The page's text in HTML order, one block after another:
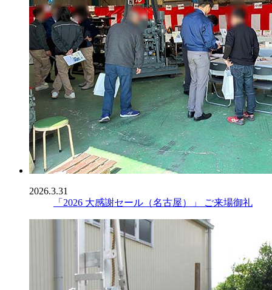
2026.3.31
「2026 大感謝セール（名古屋）」 ご来場御礼